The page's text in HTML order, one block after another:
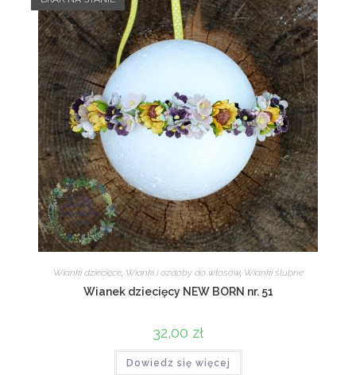
Wianki dziecięce, Wianki i ozdoby do włosów, Wianki ślubne
Wianek dziecięcy NEW BORN nr. 51
32,00 zł
Dowiedz się więcej